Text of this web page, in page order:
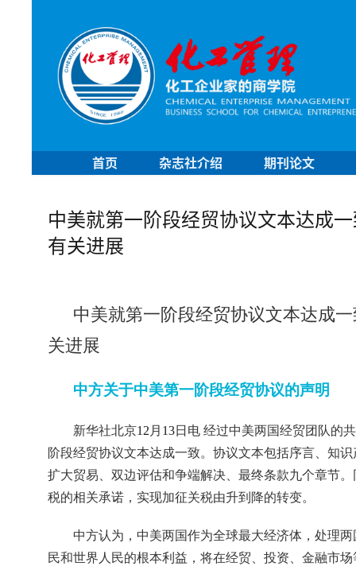
首页 杂志社介绍 期刊论文
中美就第一阶段经贸协议文本达成
有关进展
中美就第一阶段经贸协议文本达成
关进展
中方关于中美第一阶段经贸协议的声明
新华社北京12 月 13日电 经过中美两国经贸团队的
阶段经贸协议文本达成一致。协议文本包括序言、知
扩大贸易、双边评估和争端解决、最终条款九个章节
税的相关承诺，实现加征关税由升到降的转变。
中方认为，中美两国作为全球最大经济体，处理
民和世界人民的根本利益，将在经贸、投资、金融市